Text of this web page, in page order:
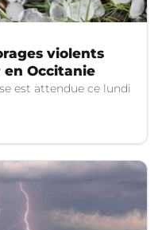
violents
en Occitanie
est attendue ce lundi